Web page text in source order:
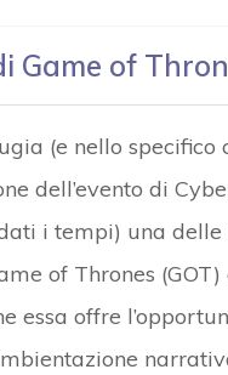
Game of
(e nello specifico
dell’evento di
i tempi) una
of Thrones
essa offre